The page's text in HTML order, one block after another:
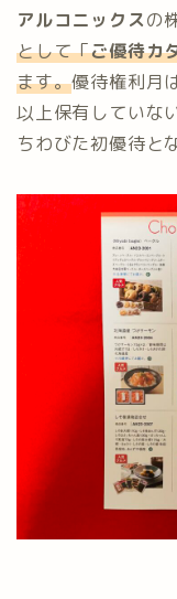
アルコニックスの
として「ご優待カ
ます。優待権利月
以上保有していな
ちわびた初優待と